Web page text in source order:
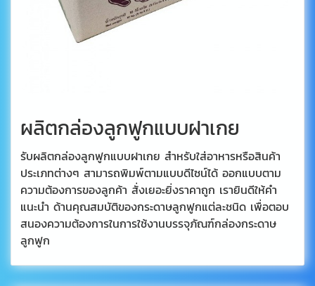
ผลิตกล่องลูกฟูกแบบฝาเกย
รับผลิตกล่องลูกฟูกแบบฝาเกย สำหรับใส่อาหารหรือสินค้า
ประเภทต่างๆ สามารถพิมพ์ตามแบบดีไซน์ได้ ออกแบบตาม
ความต้องการของลูกค้า สั่งเยอะยิ่งราคาถูก เรายินดีให้คำ
แนะนำ ด้านคุณสมบัติของกระดาษลูกฟูกแต่ละชนิด เพื่อตอบ
สนองความต้องการในการใช้งานบรรจุภัณฑ์กล่องกระดาษ
ลูกฟูก